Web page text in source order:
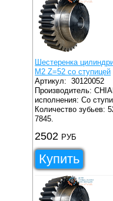
Шестеренка
M2 Z=52 со ступицей
Артикул:30120052
Производитель:
исполнения: Со
Количество зубьев:
7845.
2502 РУБ
Купить